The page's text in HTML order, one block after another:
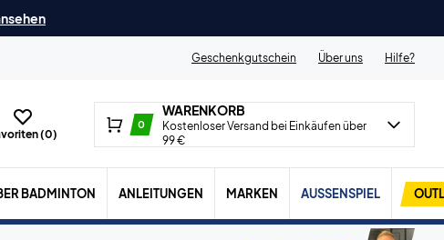
Geschenkgutschein
Über uns Hilfe?
(0)
0
WARENKORB
Kostenloser Versand bei Einkäufen über
99 €
BADMINTON ANLEITUNGEN MARKEN AUSSENSPIEL